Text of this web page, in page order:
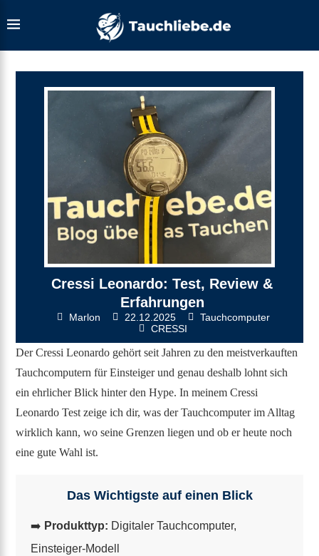
Cressi Leonardo: Test, Review &
Erfahrungen
Marlon 22.12.2025
Tauchcomputer
CRESSI
Der Cressi Leonardo gehört seit Jahren zu den meistverkauften
Tauchcomputern für Einsteiger und genau deshalb lohnt sich
ein ehrlicher Blick hinter den Hype. In meinem Cressi
Leonardo Test zeige ich dir, was der Tauchcomputer im Alltag
wirklich kann, wo seine Grenzen liegen und ob er heute noch
eine gute Wahl ist.
Das Wichtigste auf einen Blick
➡️ Produkttyp: Digitaler Tauchcomputer,
Einsteiger-Modell